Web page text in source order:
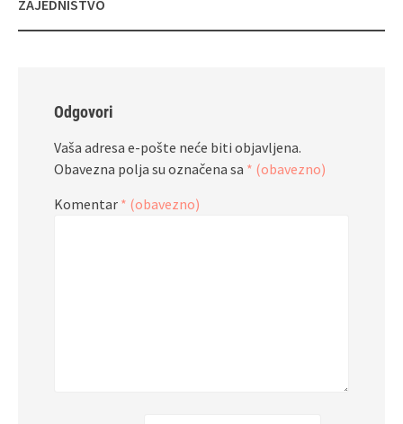
ZAJEDNIŠTVO
Odgovori
Vaša adresa e-pošte neće biti objavljena.
Obavezna polja su označena sa * (obavezno)
Komentar * (obavezno)